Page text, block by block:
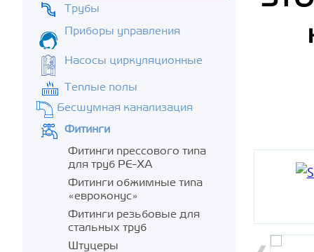
Трубы
Приборы управления
Насосы циркуляционные
Теплые полы
Бесшумная канализация
Фитинги
Фитинги прессового типа
для труб PE-XA
Фитинги обжимные типа
«евроконус»
Фитинги резьбовые для
стальных труб
Штуцеры